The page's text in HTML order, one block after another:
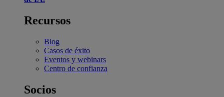
Recursos
Blog
Casos de éxito
Eventos y webinars
Centro de confianza
Socios